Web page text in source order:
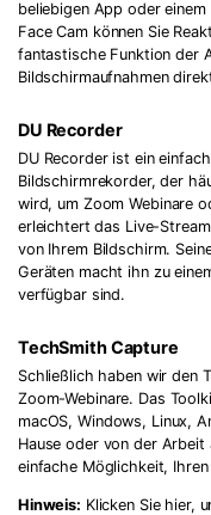
beliebigen App oder
Face Cam können Sie
fantastische Funktion der
Bildschirmaufnahmen
DU Recorder
DU Recorder ist ein
Bildschirmrekorder, der
wird, um Zoom Webinare
erleichtert das Live-
von Ihrem Bildschirm.
Geräten macht ihn zu
verfügbar sind.
TechSmith Capture
Schließlich haben wir den
Zoom-Webinare. Das
macOS, Windows, Linux,
Hause oder von der
einfache Möglichkeit,
Hinweis: Klicken Sie hier,